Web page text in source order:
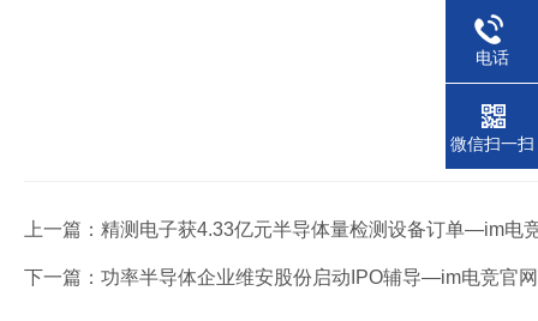
上一篇： 精测电子获4.33亿元半导体量检测设备订单—im电
下一篇： 功率半导体企业维安股份启动IPO辅导—im电竞官网
电话
微信扫一扫